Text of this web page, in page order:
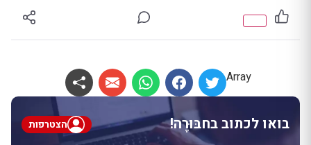
Array
בואו לכתוב בחבּוּרֶה! הצטרפות